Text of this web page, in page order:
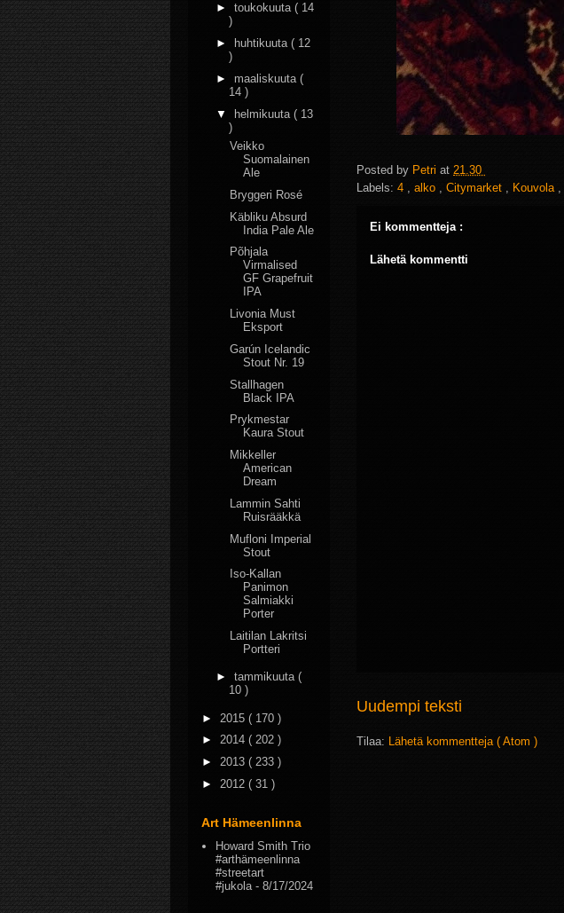
Posted by Petri at 21.30
Labels: 4 alko Citymarket Kouvola
Ei kommentteja :
Lähetä kommentti
Uudempi teksti
Tilaa: Lähetä kommentteja ( Atom )
► toukokuuta ( 14
)
►
huhtikuuta ( 12
)
► maaliskuuta (
14 )
▼ helmikuuta ( 13
)
Veikko
Suomalainen
Ale
Bryggeri Rosé
Käbliku Absurd
India Pale Ale
Põhjala
Virmalised
GF Grapefruit
IPA
Livonia Must
Eksport
Garún Icelandic
Stout Nr. 19
Stallhagen
Black IPA
Prykmestar
Kaura Stout
Mikkeller
American
Dream
Lammin Sahti
Ruisrääkkä
Mufloni Imperial
Stout
Iso-Kallan
Panimon
Salmiakki
Porter
Laitilan Lakritsi
Portteri
► tammikuuta (
10 )
► 2015 ( 170 )
► 2014 ( 202 )
► 2013 ( 233 )
► 2012 ( 31 )
Art Hämeenlinna
Howard Smith Trio
#arthämeenlinna
#streetart
#jukola - 8/17/2024